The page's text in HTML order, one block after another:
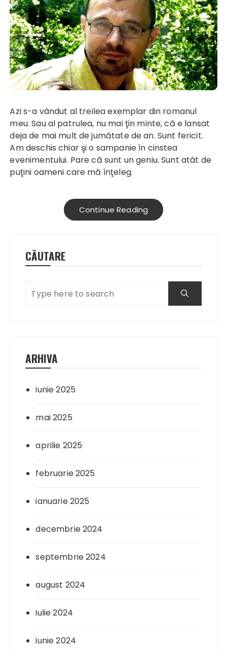
Azi s-a vândut al treilea exemplar din romanul
meu. Sau al patrulea, nu mai ţin minte, că e lansat
deja de mai mult de jumătate de an. Sunt fericit.
Am deschis chiar şi o sampanie în cinstea
evenimentului. Pare că sunt un geniu. Sunt atât de
puţini oameni care mă înţeleg.
Continue Reading
CĂUTARE
ARHIVA
iunie 2025
mai 2025
aprilie 2025
februarie 2025
ianuarie 2025
decembrie 2024
septembrie 2024
august 2024
iulie 2024
iunie 2024